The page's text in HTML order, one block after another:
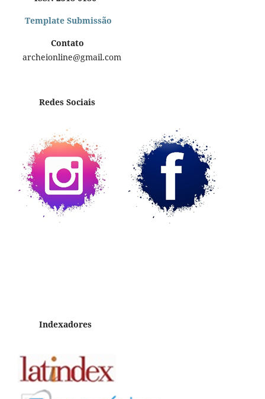
Template Submissão
Contato
archeionline@gmail.com
Redes Sociais
Indexadores